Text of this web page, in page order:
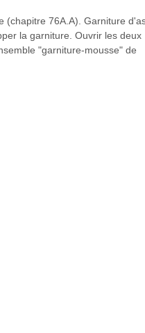
(chapitre 76A.A). Garniture
la garniture. Ouvrir les deux
"garniture-mousse" de